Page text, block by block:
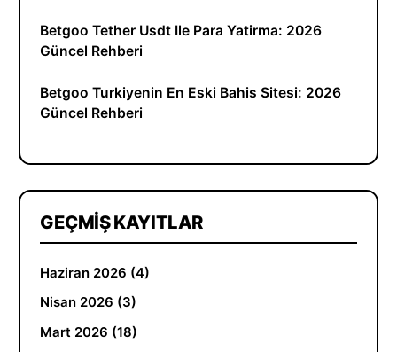
Betgoo Tether Usdt Ile Para Yatirma: 2026
Güncel Rehberi
Betgoo Turkiyenin En Eski Bahis Sitesi: 2026
Güncel Rehberi
GEÇMIŞ KAYITLAR
Haziran 2026 (4)
Nisan 2026 (3)
Mart 2026 (18)